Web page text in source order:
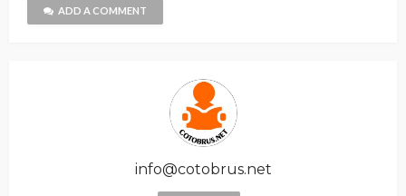
ADD A COMMENT
info@cotobrus.net